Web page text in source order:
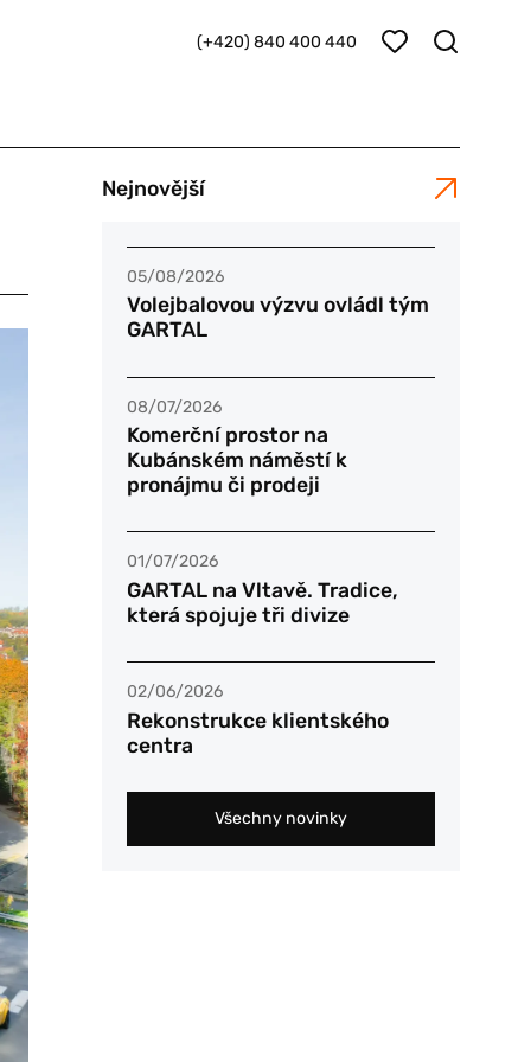
(+420) 840 400 440
Nejnovější
05/08/2026
Volejbalovou výzvu ovládl tým
GARTAL
08/07/2026
Komerční prostor na
Kubánském náměstí k
pronájmu či prodeji
01/07/2026
GARTAL na Vltavě. Tradice,
která spojuje tři divize
02/06/2026
Rekonstrukce klientského
centra
Všechny novinky